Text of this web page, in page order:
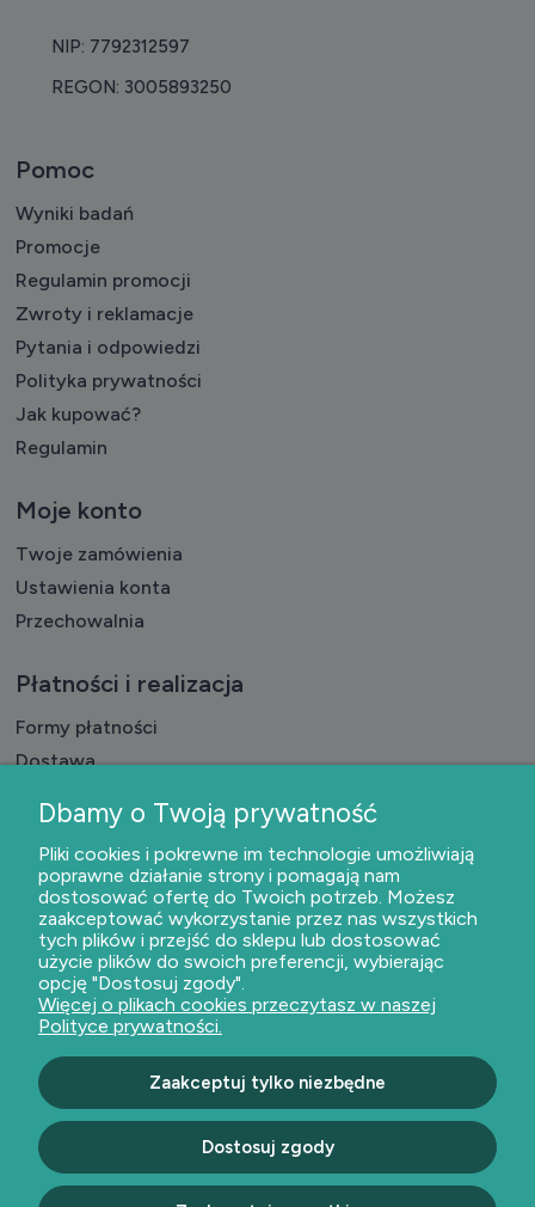
NIP: 7792312597
REGON: 3005893250
Pomoc
Wyniki badań
Promocje
Regulamin promocji
Zwroty i reklamacje
Pytania i odpowiedzi
Polityka prywatności
Jak kupować?
Regulamin
Moje konto
Twoje zamówienia
Ustawienia konta
Przechowalnia
Płatności i realizacja
Formy płatności
Dostawa
O nas
Kontakt i dane firmy
O firmie
Dołącz do nas
Bezpieczne płatności
Dbamy o Twoją prywatność
Pliki cookies i pokrewne im technologie umożliwiają
poprawne działanie strony i pomagają nam
dostosować ofertę do Twoich potrzeb. Możesz
zaakceptować wykorzystanie przez nas wszystkich
tych plików i przejść do sklepu lub dostosować
użycie plików do swoich preferencji, wybierając
opcję "Dostosuj zgody".
Więcej o plikach cookies przeczytasz w naszej
Polityce prywatności.
Zaakceptuj tylko niezbędne
Dostosuj zgody